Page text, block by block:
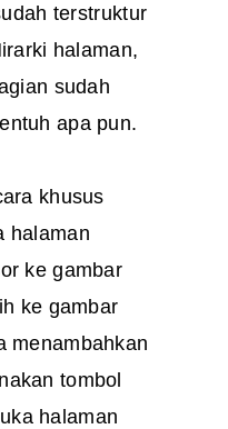
terstruktur
halaman,
sudah
apa pun.
khusus
halaman
ke gambar
ke gambar
menambahkan
tombol
halaman